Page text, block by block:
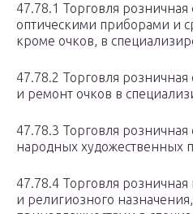
47.78.1 Торговля розничная
оптическими приборами и
кроме очков, в
47.78.2 Торговля
и ремонт очков в
47.78.3 Торговля
народных художественных
47.78.4 Торговля розничная
и религиозного